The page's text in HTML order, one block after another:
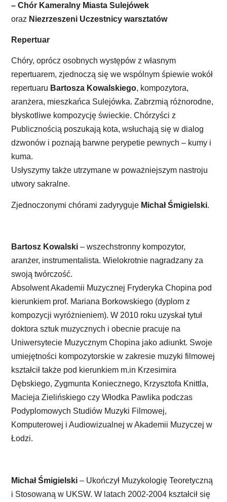
– Chór Kameralny Miasta Sulejówek
oraz Niezrzeszeni Uczestnicy warsztatów
Repertuar
Chóry, oprócz osobnych występów z własnym
repertuarem, zjednoczą się we wspólnym śpiewie wokół
repertuaru Bartosza Kowalskiego, kompozytora,
aranżera, mieszkańca Sulejówka. Zabrzmią różnorodne,
błyskotliwe kompozycję świeckie. Chórzyści z
Publicznością poszukają kota, wsłuchają się w dialog
dzwonów i poznają barwne perypetie pewnych – kumy i
kuma.
Usłyszymy także utrzymane w poważniejszym nastroju
utwory sakralne.
Zjednoczonymi chórami zadyryguje Michał Śmigielski.
Bartosz Kowalski – wszechstronny kompozytor,
aranżer, instrumentalista. Wielokrotnie nagradzany za
swoją twórczość.
Absolwent Akademii Muzycznej Fryderyka Chopina pod
kierunkiem prof. Mariana Borkowskiego (dyplom z
kompozycji wyróżnieniem). W 2010 roku uzyskał tytuł
doktora sztuk muzycznych i obecnie pracuje na
Uniwersytecie Muzycznym Chopina jako adiunkt. Swoje
umiejętności kompozytorskie w zakresie muzyki filmowej
kształcił także pod kierunkiem m.in Krzesimira
Dębskiego, Zygmunta Koniecznego, Krzysztofa Knittla,
Macieja Zielińskiego czy Włodka Pawlika podczas
Podyplomowych Studiów Muzyki Filmowej,
Komputerowej i Audiowizualnej w Akademii Muzyczej w
Łodzi.
Michał Śmigielski – Ukończył Muzykologię Teoretyczną
i Stosowaną w UKSW. W latach 2002-2004 kształcił się